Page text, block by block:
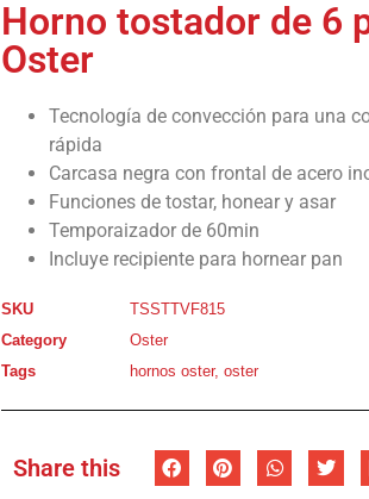
Horno tostador de 6
Oster
Tecnología de convección para una
rápida
Carcasa negra con frontal de acero
Funciones de tostar, honear y asar
Temporaizador de 60min
Incluye recipiente para hornear pan
SKU
TSSTTVF815
Category
Oster
Tags
hornos oster, oster
Share this